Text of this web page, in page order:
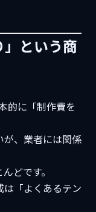
という商
的に「制作費を
が、業者には関係
どです。
「よくあるテン